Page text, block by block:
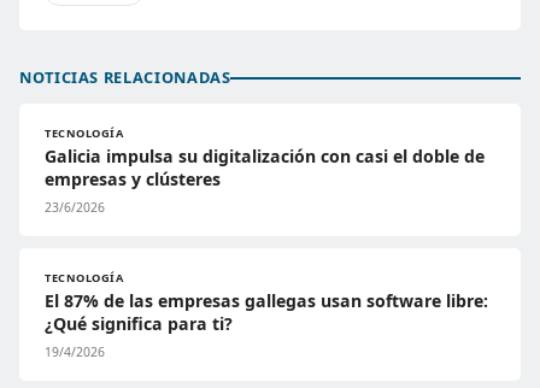
NOTICIAS RELACIONADAS
TECNOLOGÍA
Galicia impulsa su digitalización con casi el doble de
empresas y clústeres
23/6/2026
TECNOLOGÍA
El 87% de las empresas gallegas usan software libre:
¿Qué significa para ti?
19/4/2026